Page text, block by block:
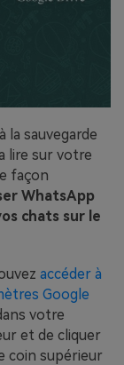
la sauvegarde
lire sur votre
façon
WhatsApp
chats sur le
accéder à
Google
votre
et de cliquer
coin supérieur